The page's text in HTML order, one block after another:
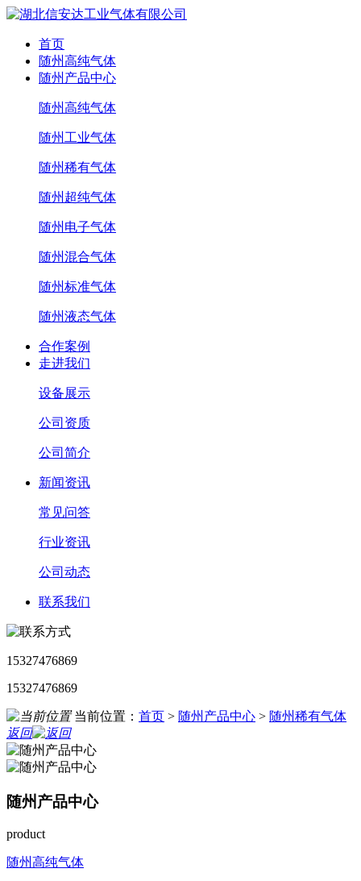
首页
随州高纯气体
随州产品中心
随州高纯气体
随州工业气体
随州稀有气体
随州超纯气体
随州电子气体
随州混合气体
随州标准气体
随州液态气体
合作案例
走进我们
设备展示
公司资质
公司简介
新闻资讯
常见问答
行业资讯
公司动态
联系我们
15327476869
15327476869
当前位置： 首页 > 随州产品中心 > 随州稀有气体
返回
随州产品中心
product
随州高纯气体